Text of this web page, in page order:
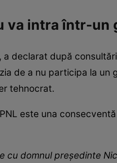
va intra într-un
a declarat după
de a nu participa la
tehnocrat.
este una
cu domnul preşedinte